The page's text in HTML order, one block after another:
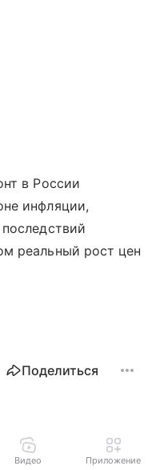
в России
инфляции,
реальный рост цен
Поделиться
Видео Приложение